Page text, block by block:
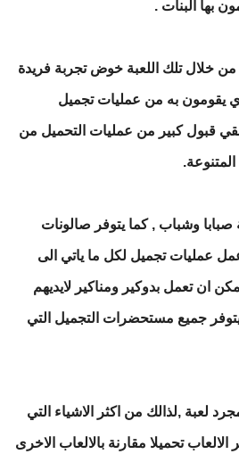
بها البنات .
خلال تلك اللعبة خوض تجربة فريدة
يقومون به من عمليات تجميل
قبول كبير من عمليات التحميل من
انه يوجد داخل اللعبة صبابا وشباب , كما يتوفر صالونات
عمليات تجميل لكل ما ياتي الى
ان تعمل بدوكير ومناكير لايديهم
جميع مستحضرات التجميل التي
لعبة ,لذالك من اكثر الاشياء التي
تحميلا مقارنة بالالعاب الاخرى